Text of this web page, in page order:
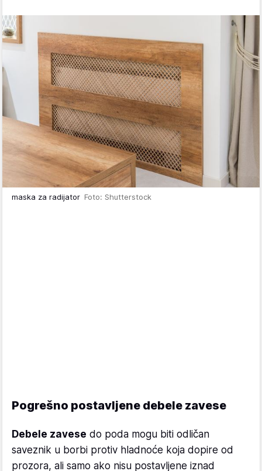
maska za radijator Foto: Shutterstock
Pogrešno postavljene debele zavese
Debele zavese do poda mogu biti odličan
saveznik u borbi protiv hladnoće koja dopire od
prozora, ali samo ako nisu postavljene iznad